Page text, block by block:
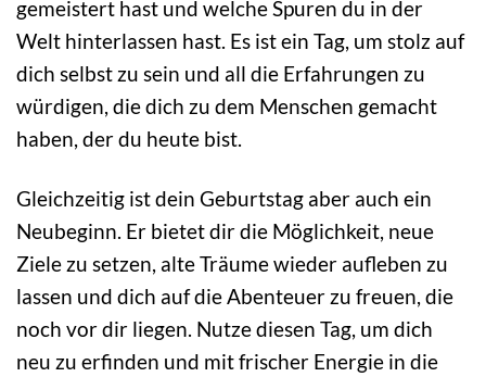
gemeistert hast und welche Spuren du in der
Welt hinterlassen hast. Es ist ein Tag, um stolz auf
dich selbst zu sein und all die Erfahrungen zu
würdigen, die dich zu dem Menschen gemacht
haben, der du heute bist.
Gleichzeitig ist dein Geburtstag aber auch ein
Neubeginn. Er bietet dir die Möglichkeit, neue
Ziele zu setzen, alte Träume wieder aufleben zu
lassen und dich auf die Abenteuer zu freuen, die
noch vor dir liegen. Nutze diesen Tag, um dich
neu zu erfinden und mit frischer Energie in die